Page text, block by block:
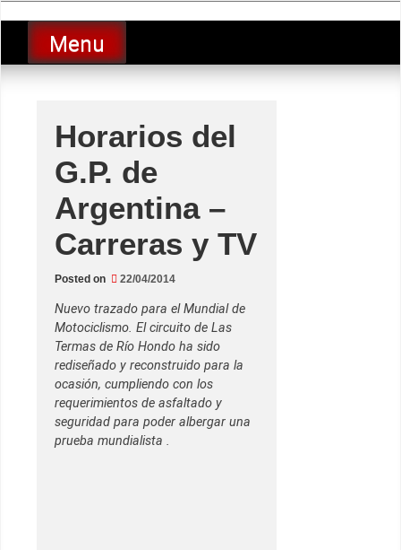
to
contentLucio Lopez GP
luciolopezgp
Menu
Horarios del
G.P. de
Argentina –
Carreras y TV
Posted on 22/04/2014
Nuevo trazado para el Mundial de
Motociclismo. El circuito de Las
Termas de Río Hondo ha sido
rediseñado y reconstruido para la
ocasión, cumpliendo con los
requerimientos de asfaltado y
seguridad para poder albergar una
prueba mundialista .